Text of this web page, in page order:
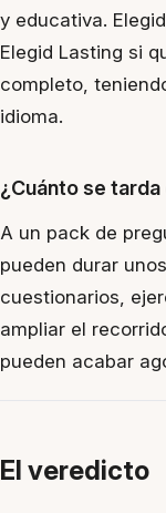
y educativa.
Elegid Lasting si
completo,
idioma.
¿Cuánto se
A un pack de
pueden durar
cuestionarios,
ampliar el
pueden acabar
El veredicto